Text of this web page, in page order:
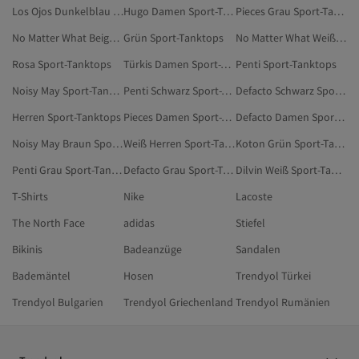
Los Ojos Dunkelblau Sport-Tanktops
Hugo Damen Sport-Tanktops
Pieces Grau Sport-Tanktops
No Matter What Beige Sport-Tanktops Grün Sport-Tanktops
No Matter What Weiß Sport-Tanktops
Rosa Sport-Tanktops
Türkis Damen Sport-Tanktops Penti Sport-Tanktops
Noisy May Sport-Tanktops
Penti Schwarz Sport-Tanktops
Defacto Schwarz Sport-Tanktops
Herren Sport-Tanktops
Pieces Damen Sport-Tanktops
Defacto Damen Sport-Tanktops
Noisy May Braun Sport-Tanktops
Weiß Herren Sport-Tanktops
Koton Grün Sport-Tanktops
Penti Grau Sport-Tanktops
Defacto Grau Sport-Tanktops
Dilvin Weiß Sport-Tanktops
T-Shirts
Nike
Lacoste
The North Face
adidas
Stiefel
Bikinis
Badeanzüge
Sandalen
Bademäntel
Hosen
Trendyol Türkei
Trendyol Bulgarien
Trendyol Griechenland Trendyol Rumänien